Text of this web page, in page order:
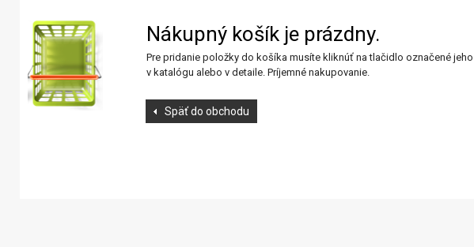
Nákupný košík je prázdny.
Pre pridanie položky do košíka musíte kliknúť na tlačidlo označené
v katalógu alebo v detaile. Príjemné nakupovanie.
Späť do obchodu